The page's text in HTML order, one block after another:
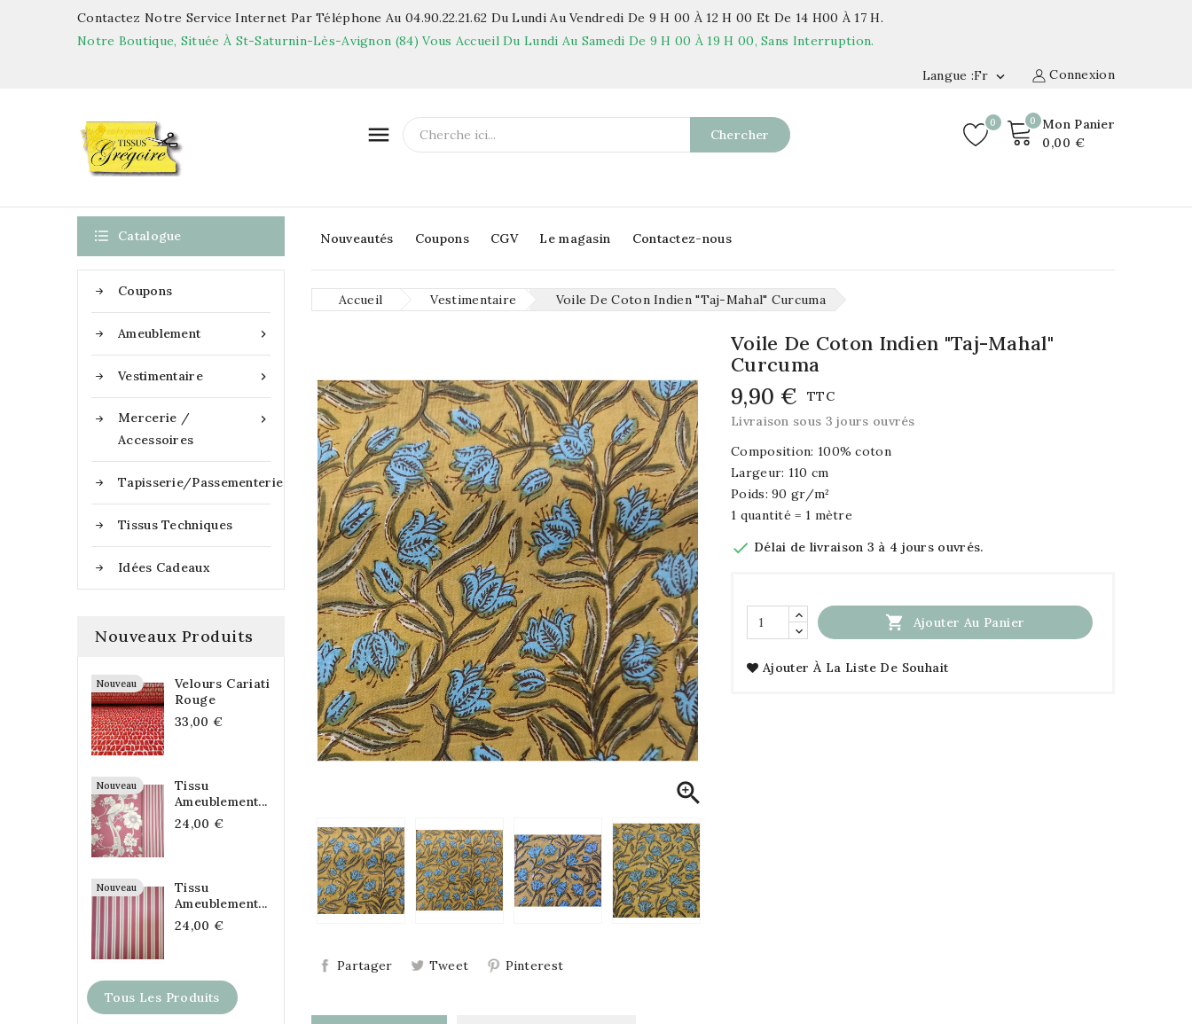
Contactez Notre Service Internet Par Téléphone Au 04.90.22.21.62 Du Lundi Au Vendredi De 9 H 00 À 12 H 00 Et De 14 H00 À 17 H.
Notre Boutique, Située À St-Saturnin-Lès-Avignon (84) Vous Accueil Du Lundi Au Samedi De 9 H 00 À 19 H 00, Sans Interruption.
Connexion
Langue :fr 
0
Mon Panier
0,00 €
 Chercher
0
Nouveautés Coupons CGV Le magasin Contactez-nous
 Catalogue
Coupons

Ameublement

Vestimentaire

Mercerie /
Accessoires
Tapisserie/Passementerie
Tissus Techniques
Idées Cadeaux
Nouveaux Produits
Nouveau
Velours Cariati
Rouge
33,00 €
Nouveau
Tissu
Ameublement...
24,00 €
Nouveau
Tissu
Ameublement...
24,00 €
Tous Les Produits
Accueil Vestimentaire Voile De Coton Indien "Taj-Mahal" Curcuma

Partager Tweet Pinterest
Voile De Coton Indien "Taj-Mahal"
Curcuma
9,90 €
TTC
Livraison sous 3 jours ouvrés
Composition: 100% coton
Largeur: 110 cm
Poids: 90 gr/m²
1 quantité = 1 mètre
 Délai de livraison 3 à 4 jours ouvrés.
 Ajouter Au Panier
Ajouter À La Liste De Souhait